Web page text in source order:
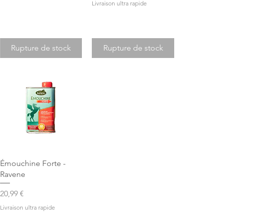
Rupture de stock
Livraison ultra rapide
Rupture de stock
Aperçu rapide
Émouchine Forte -
Ravene
Prix
20,99 €
Livraison ultra rapide